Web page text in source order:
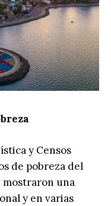
y Censos
de pobreza del
mostraron una
y en varias